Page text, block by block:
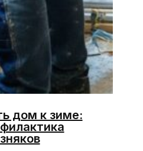
дом к зиме: